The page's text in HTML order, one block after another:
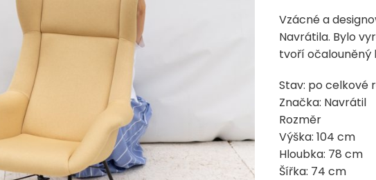
Vzácné a
Navrátila. Bylo
tvoří očalouněný
Stav: po celkové
Značka: Navrátil
Rozměr
Výška: 104 cm
Hloubka: 78 cm
Šířka: 74 cm